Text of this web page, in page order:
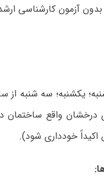
آزمون کارشناسی
درخشان واقع ساختمان
اکیداً خودداری شود).